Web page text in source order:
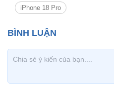
iPhone 18 Pro